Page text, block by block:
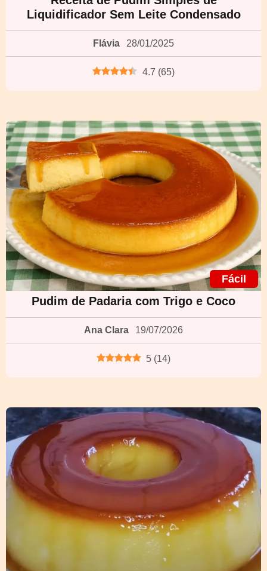
Liquidificador Sem Leite Condensado
Flávia 28/01/2025
4.7 (65)
Fácil
Pudim de Padaria com Trigo e Coco
Ana Clara 19/07/2026
5 (14)